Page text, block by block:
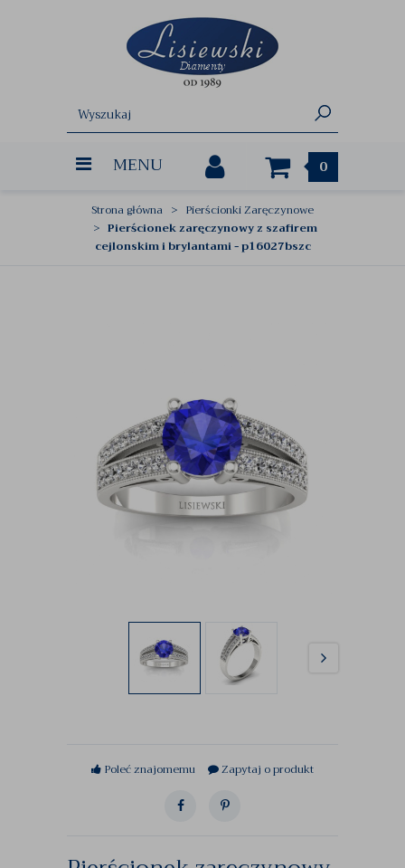
MENU 0
Strona główna
Pierścionki Zaręczynowe
Pierścionek zaręczynowy z szafirem
cejlonskim i brylantami - p16027bszc
Poleć znajomemu Zapytaj o produkt